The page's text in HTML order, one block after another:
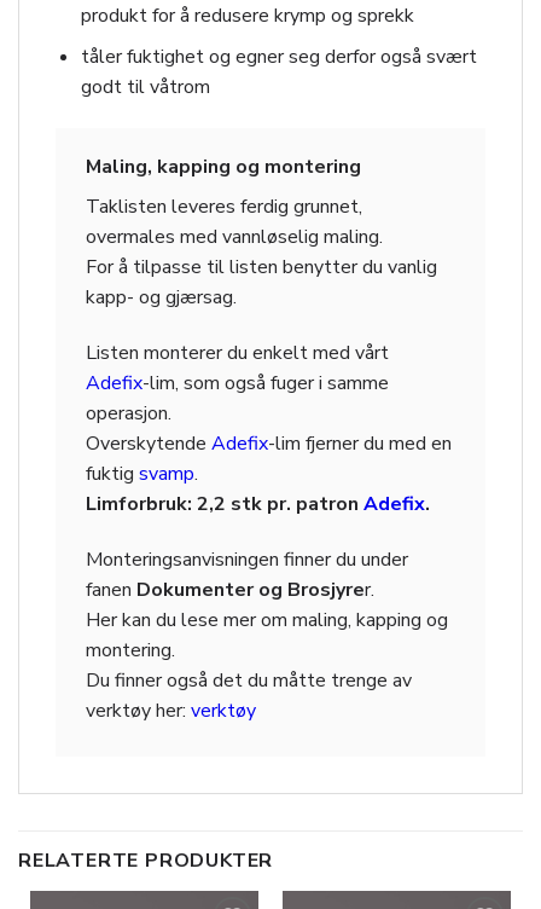
produkt for å redusere krymp og sprekk
tåler fuktighet og egner seg derfor også svært
godt til våtrom
Maling, kapping og montering
Taklisten leveres ferdig grunnet,
overmales med vannløselig maling.
For å tilpasse til listen benytter du vanlig
kapp- og gjærsag.
Listen monterer du enkelt med vårt
Adefix-lim, som også fuger i samme
operasjon.
Overskytende Adefix-lim fjerner du med en
fuktig svamp.
Limforbruk: 2,2 stk pr. patron Adefix.
Monteringsanvisningen finner du under
fanen Dokumenter og Brosjyrer.
Her kan du lese mer om maling, kapping og
montering.
Du finner også det du måtte trenge av
verktøy her: verktøy
RELATERTE PRODUKTER